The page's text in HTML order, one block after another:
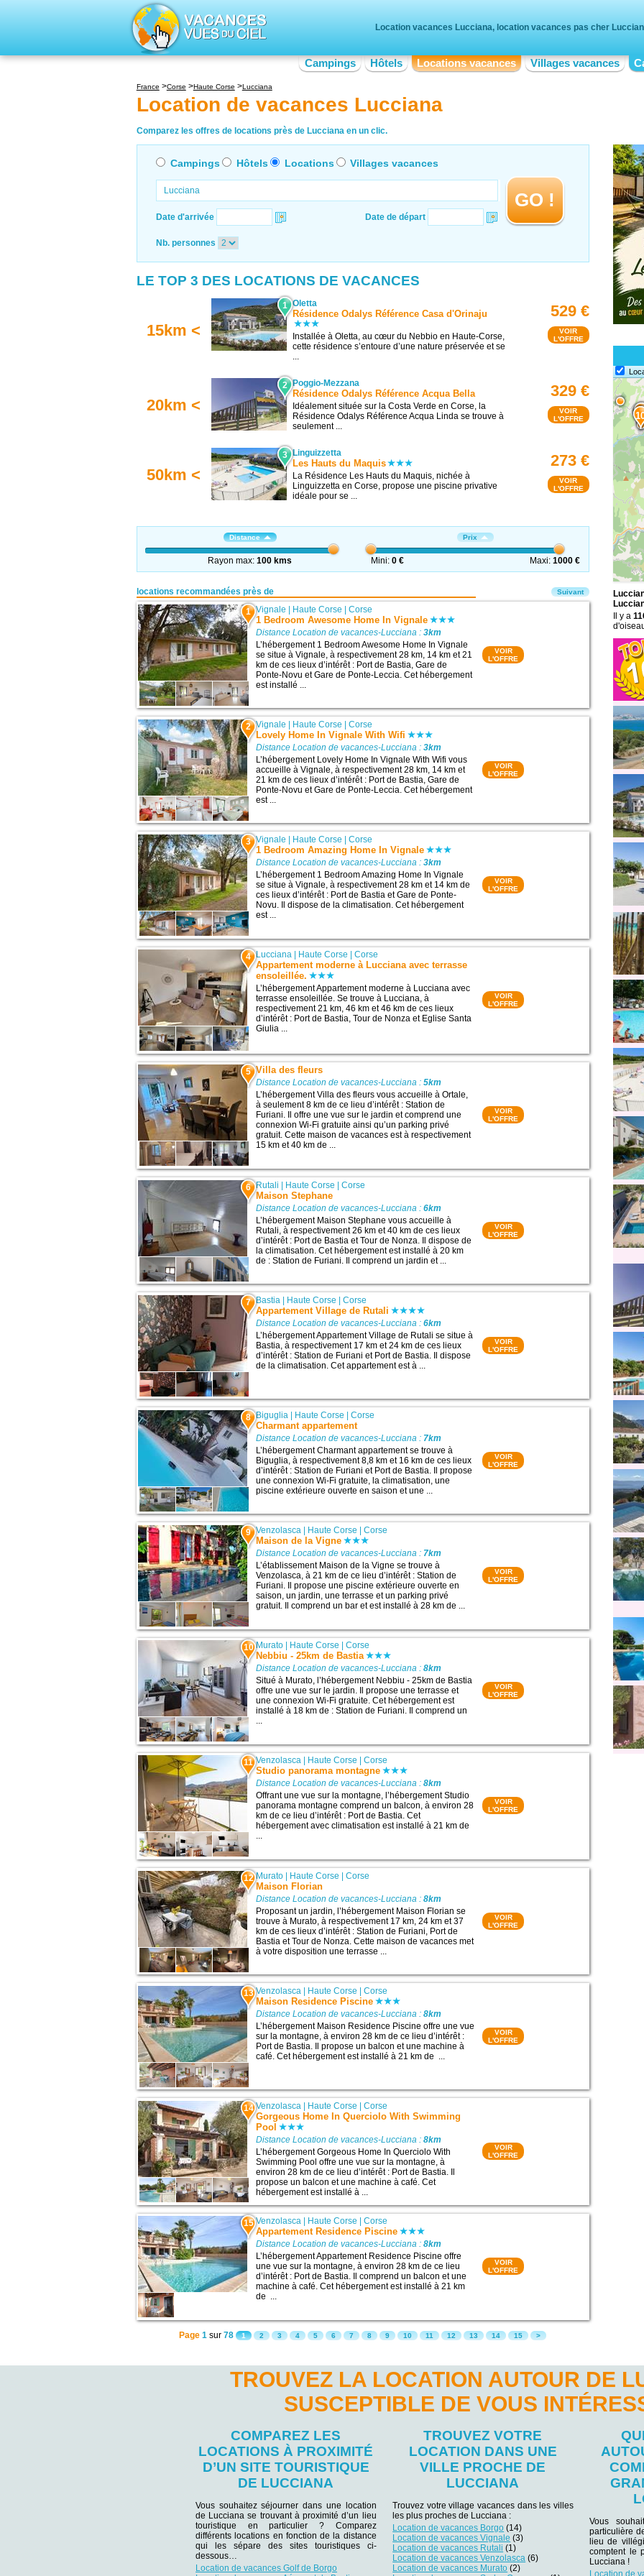
Location vacances Lucciana, location vacances pas cher
Campings Hôtels Locations vacances Villages vacances
France Corse Haute Corse Lucciana
Location de vacances Lucciana
Comparez les offres de locations près de Lucciana en un clic.
Campings Hôtels Locations Villages vacances
Date d'arrivée Date de départ
GO !
Nb. personnes
LE TOP 3 DES LOCATIONS DE VACANCES
15km <
1 Oletta
Résidence Odalys Référence Casa d'Orinaju
Installée à Oletta, au cœur du Nebbio en Haute-Corse,
cette résidence s’entoure d’une nature préservée et se
...
529 €
VOIR
L'OFFRE
20km <
2 Poggio-Mezzana
Résidence Odalys Référence Acqua Bella
Idéalement située sur la Costa Verde en Corse, la
Résidence Odalys Référence Acqua Linda se trouve à
seulement ...
329 €
VOIR
L'OFFRE
50km <
3 Linguizzetta
Les Hauts du Maquis
La Résidence Les Hauts du Maquis, nichée à
Linguizzetta en Corse, propose une piscine privative
idéale pour se ...
273 €
VOIR
L'OFFRE
Distance
Rayon max:100 kms
Prix
Mini: 0 € Maxi:1000 €
locations recommandées près de
1 Vignale | Haute Corse |Corse
1 Bedroom Awesome Home In Vignale
Distance Location de vacances-Lucciana :3km
L’hébergement 1 Bedroom Awesome Home In Vignale
se situe à Vignale, à respectivement 28 km, 14 km et 21
km de ces lieux d’intérêt : Port de Bastia, Gare de
Ponte-Novu et Gare de Ponte-Leccia. Cet hébergement
est installé ...
VOIR
L'OFFRE
2 Vignale | Haute Corse |Corse
Lovely Home In Vignale With Wifi
Distance Location de vacances-Lucciana :3km
L’hébergement Lovely Home In Vignale With Wifi vous
accueille à Vignale, à respectivement 28 km, 14 km et
21 km de ces lieux d’intérêt : Port de Bastia, Gare de
Ponte-Novu et Gare de Ponte-Leccia. Cet hébergement
est ...
VOIR
L'OFFRE
3 Vignale Haute Corse |Corse
1 Bedroom Amazing Home In Vignale
Distance Location de vacances-Lucciana :3km
L’hébergement 1 Bedroom Amazing Home In Vignale
se situe à Vignale, à respectivement 28 km et 14 km de
ces lieux d’intérêt : Port de Bastia et Gare de Ponte-
Novu. Il dispose de la climatisation. Cet hébergement
est ...
VOIR
L'OFFRE
4 Lucciana Haute Corse |Corse
Appartement moderne à Lucciana avec terrasse
ensoleillée.
L’hébergement Appartement moderne à Lucciana avec
terrasse ensoleillée. Se trouve à Lucciana, à
respectivement 21 km, 46 km et 46 km de ces lieux
d’intérêt : Port de Bastia, Tour de Nonza et Eglise Santa
Giulia ...
VOIR
L'OFFRE
5 Villa des fleurs
Distance Location de vacances-Lucciana :5km
L’hébergement Villa des fleurs vous accueille à Ortale,
à seulement 8 km de ce lieu d’intérêt : Station de
Furiani. Il offre une vue sur le jardin et comprend une
connexion Wi-Fi gratuite ainsi qu’un parking privé
gratuit. Cette maison de vacances est à respectivement
15 km et 40 km de ...
VOIR
L'OFFRE
6 Rutali | Haute Corse |Corse
Maison Stephane
Distance Location de vacances-Lucciana :6km
L’hébergement Maison Stephane vous accueille à
Rutali, à respectivement 26 km et 40 km de ces lieux
d’intérêt : Port de Bastia et Tour de Nonza. Il dispose de
la climatisation. Cet hébergement est installé à 20 km
de : Station de Furiani. Il comprend un jardin et ...
VOIR
L'OFFRE
7 Bastia | Haute Corse |Corse
Appartement Village de Rutali
Distance Location de vacances-Lucciana :6km
L’hébergement Appartement Village de Rutali se situe à
Bastia, à respectivement 17 km et 24 km de ces lieux
d’intérêt : Station de Furiani et Port de Bastia. Il dispose
de la climatisation. Cet appartement est à ...
VOIR
L'OFFRE
8 Biguglia | Haute Corse |Corse
Charmant appartement
Distance Location de vacances-Lucciana : 7km
L’hébergement Charmant appartement se trouve à
Biguglia, à respectivement 8,8 km et 16 km de ces lieux
d’intérêt : Station de Furiani et Port de Bastia. Il propose
une connexion Wi-Fi gratuite, la climatisation, une
piscine extérieure ouverte en saison et une ...
VOIR
L'OFFRE
9 Venzolasca Haute Corse |Corse
Maison de la Vigne
Distance Location de vacances-Lucciana : 7km
L’établissement Maison de la Vigne se trouve à
Venzolasca, à 21 km de ce lieu d’intérêt : Station de
Furiani. Il propose une piscine extérieure ouverte en
saison, un jardin, une terrasse et un parking privé
gratuit. Il comprend un bar et est installé à 28 km de ...
VOIR
L'OFFRE
10 Murato Haute Corse |Corse
Nebbiu - 25km de Bastia
Distance Location de vacances-Lucciana :8km
Situé à Murato, l’hébergement Nebbiu - 25km de Bastia
offre une vue sur le jardin. Il propose une terrasse et
une connexion Wi-Fi gratuite. Cet hébergement est
installé à 18 km de : Station de Furiani. Il comprend un
...
VOIR
L'OFFRE
11 Venzolasca Haute Corse |Corse
Studio panorama montagne
Distance Location de vacances-Lucciana :8km
Offrant une vue sur la montagne, l’hébergement Studio
panorama montagne comprend un balcon, à environ 28
km de ce lieu d’intérêt : Port de Bastia. Cet
hébergement avec climatisation est installé à 21 km de
...
VOIR
L'OFFRE
12 Murato | Haute Corse |Corse
Maison Florian
Distance Location de vacances-Lucciana :8km
Proposant un jardin, l’hébergement Maison Florian se
trouve à Murato, à respectivement 17 km, 24 km et 37
km de ces lieux d’intérêt : Station de Furiani, Port de
Bastia et Tour de Nonza. Cette maison de vacances met
à votre disposition une terrasse ...
VOIR
L'OFFRE
13 Venzolasca | Haute Corse |Corse
Maison Residence Piscine
Distance Location de vacances-Lucciana :8km
L’hébergement Maison Residence Piscine offre une vue
sur la montagne, à environ 28 km de ce lieu d’intérêt :
Port de Bastia. Il propose un balcon et une machine à
café. Cet hébergement est installé à 21 km de ...
VOIR
L'OFFRE
14 Venzolasca Haute Corse |Corse
Gorgeous Home In Querciolo With Swimming
Pool
Distance Location de vacances-Lucciana :8km
L’hébergement Gorgeous Home In Querciolo With
Swimming Pool offre une vue sur la montagne, à
environ 28 km de ce lieu d’intérêt : Port de Bastia. Il
propose un balcon et une machine à café. Cet
hébergement est installé à ...
VOIR
L'OFFRE
15 Venzolasca Haute Corse |Corse
Appartement Residence Piscine
Distance Location de vacances-Lucciana :8km
L’hébergement Appartement Residence Piscine offre
une vue sur la montagne, à environ 28 km de ce lieu
d’intérêt : Port de Bastia. Il comprend un balcon et une
machine à café. Cet hébergement est installé à 21 km
de ...
VOIR
L'OFFRE
Suivant
Page 1 sur78 1 2 3 4 5 6 7 8 9 10 11 12 13 14 15 >
1
Il y a
TROUVEZ LA LOCATION AUTOUR DE
SUSCEPTIBLE DE VOUS
COMPAREZ LES
LOCATIONS À PROXIMITÉ
D’UN SITE TOURISTIQUE
DE LUCCIANA
Vous souhaitez séjourner dans une location
de Lucciana se trouvant à proximité d’un lieu
touristique en particulier ? Comparez
différents locations en fonction de la distance
qui les sépare des sites touristiques ci-
dessous…
Location de vacances Golf de Borgo
TROUVEZ VOTRE
LOCATION DANS UNE
VILLE PROCHE DE
LUCCIANA
Trouvez votre village vacances dans les villes
les plus proches de Lucciana :
Location de vacances Borgo (14)
Location de vacances Vignale (3)
Location de vacances Rutali (1)
Location de vacances Venzolasca (6)
Location de vacances Murato (2)
Vous
particulière
lieu de
comptent le
Lucciana !
Location de